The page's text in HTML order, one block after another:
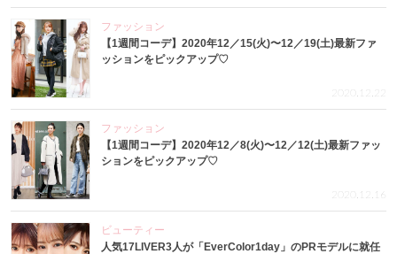
ファッション
【1週間コーデ】2020年12／15(火)〜12／19(土)最新ファ
ッションをピックアップ♡
2020.12.22
ファッション
【1週間コーデ】2020年12／8(火)〜12／12(土)最新ファッ
ションをピックアップ♡
2020.12.16
ビューティー
人気17LIVER3人が「EverColor1day」のPRモデルに就任